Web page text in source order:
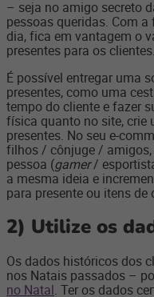
– seja no amigo secreto
pessoas queridas. Com
dia, fica em vantagem o
presentes para os clientes.
É possível entregar uma
presentes, como uma
tempo do cliente e fazer
física quanto no site, crie
presentes. No seu e-
filhos / cônjuge /
pessoa (gamer/
a mesma ideia e
para presente ou itens de
2) Utilize os
Os dados históricos dos
nos Natais passados –
no Natal. Ter os dados